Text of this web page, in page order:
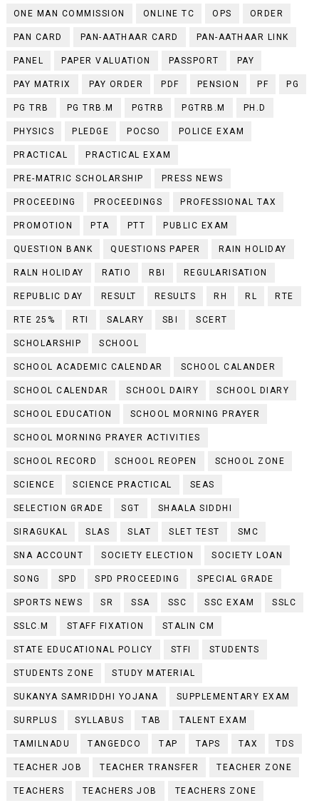
ONE MAN COMMISSION ONLINE TC OPS ORDER
PAN CARD PAN-AATHAAR CARD PAN-AATHAAR LINK
PANEL PAPER VALUATION PASSPORT PAY
PAY MATRIX PAY ORDER PDF PENSION PF PG
PG TRB PG TRB.M PGTRB PGTRB.M PH.D
PHYSICS PLEDGE POCSO POLICE EXAM
PRACTICAL PRACTICAL EXAM
PRE-MATRIC SCHOLARSHIP PRESS NEWS
PROCEEDING PROCEEDINGS PROFESSIONAL TAX
PROMOTION PTA PTT PUBLIC EXAM
QUESTION BANK QUESTIONS PAPER RAIN HOLIDAY
RALN HOLIDAY RATIO RBI REGULARISATION
REPUBLIC DAY RESULT RESULTS RH RL RTE
RTE 25% RTI SALARY SBI SCERT
SCHOLARSHIP SCHOOL
SCHOOL ACADEMIC CALENDAR SCHOOL CALANDER
SCHOOL CALENDAR SCHOOL DAIRY SCHOOL DIARY
SCHOOL EDUCATION SCHOOL MORNING PRAYER
SCHOOL MORNING PRAYER ACTIVITIES
SCHOOL RECORD SCHOOL REOPEN SCHOOL ZONE
SCIENCE SCIENCE PRACTICAL SEAS
SELECTION GRADE SGT SHAALA SIDDHI
SIRAGUKAL SLAS SLAT SLET TEST SMC
SNA ACCOUNT SOCIETY ELECTION SOCIETY LOAN
SONG SPD SPD PROCEEDING SPECIAL GRADE
SPORTS NEWS SR SSA SSC SSC EXAM SSLC
SSLC.M STAFF FIXATION STALIN CM
STATE EDUCATIONAL POLICY STFI STUDENTS
STUDENTS ZONE STUDY MATERIAL
SUKANYA SAMRIDDHI YOJANA SUPPLEMENTARY EXAM
SURPLUS SYLLABUS TAB TALENT EXAM
TAMILNADU TANGEDCO TAP TAPS TAX TDS
TEACHER JOB TEACHER TRANSFER TEACHER ZONE
TEACHERS TEACHERS JOB TEACHERS ZONE